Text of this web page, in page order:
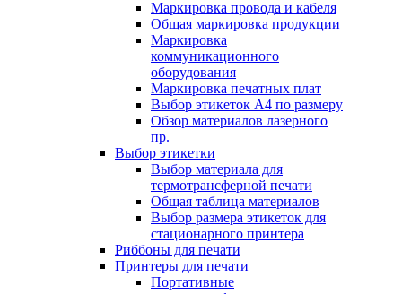
Маркировка провода и кабеля
Общая маркировка продукции
Маркировка
коммуникационного
оборудования
Маркировка печатных плат
Выбор этикеток А4 по размеру
Обзор материалов лазерного
пр.
Выбор этикетки
Выбор материала для
термотрансферной печати
Общая таблица материалов
Выбор размера этикеток для
стационарного принтера
Риббоны для печати
Принтеры для печати
Портативные